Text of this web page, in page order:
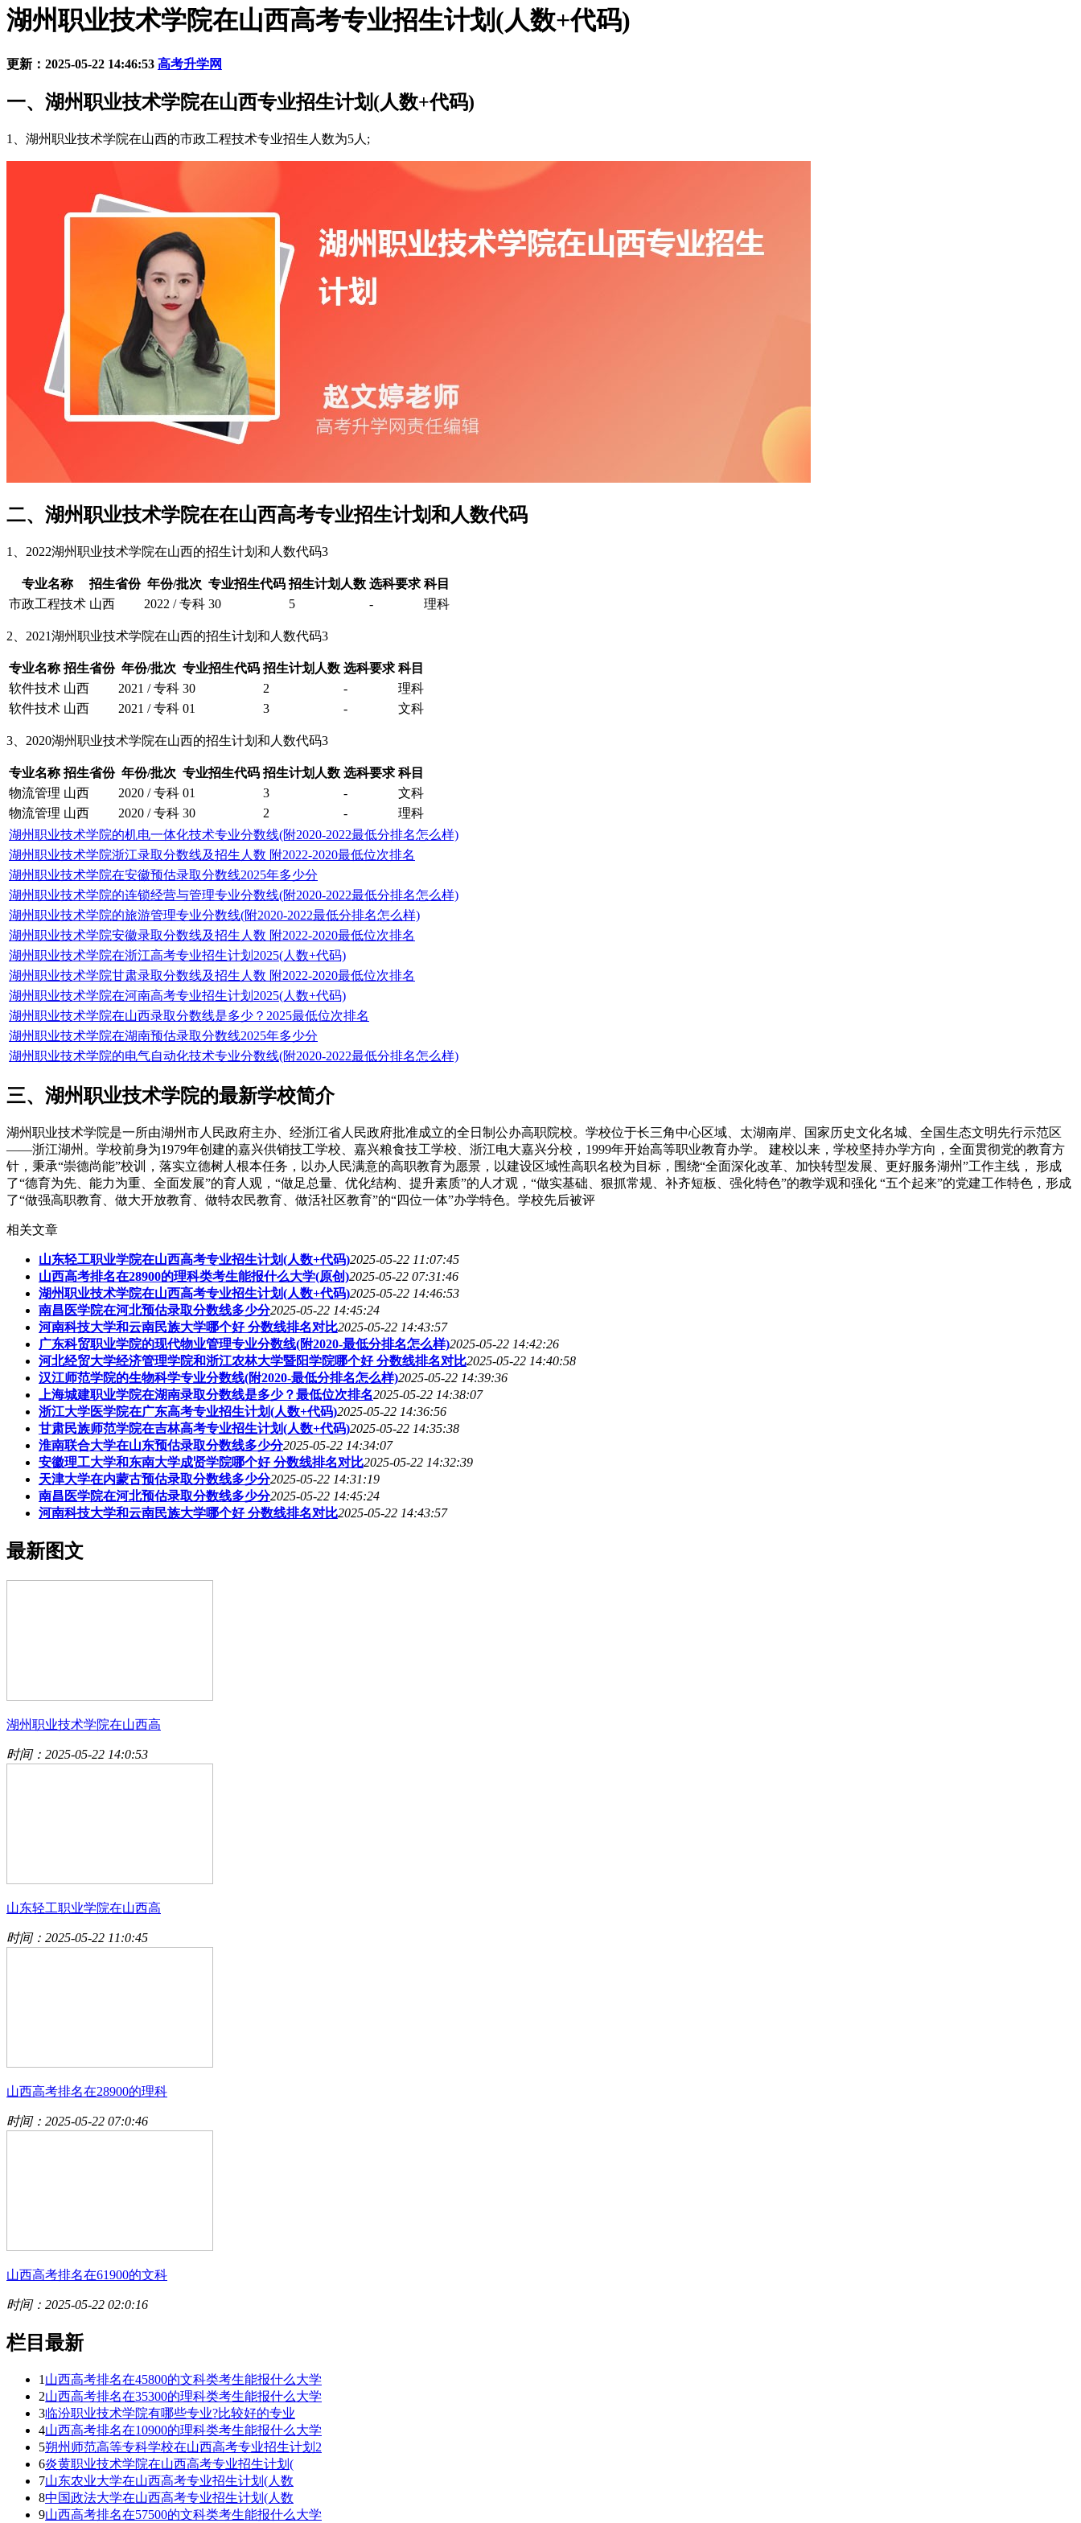
湖州职业技术学院在山西高考专业招生计划(人数+代码)
更新：2025-05-22 14:46:53 高考升学网
一、湖州职业技术学院在山西专业招生计划(人数+代码)
1、湖州职业技术学院在山西的市政工程技术专业招生人数为5人;
二、湖州职业技术学院在在山西高考专业招生计划和人数代码
1、2022湖州职业技术学院在山西的招生计划和人数代码3
专业名称 招生省份 年份/批次 专业招生代码 招生计划人数 选科要求 科目
市政工程技术 山西 2022 / 专科 30 5 - 理科
2、2021湖州职业技术学院在山西的招生计划和人数代码3
专业名称 招生省份 年份/批次 专业招生代码 招生计划人数 选科要求 科目
软件技术 山西 2021 / 专科 30 2 -
理科
软件技术 山西 2021 / 专科 01 3 - 文科
3、2020湖州职业技术学院在山西的招生计划和人数代码3
专业名称 招生省份 年份/批次 专业招生代码 招生计划人数 选科要求 科目
物流管理 山西 2020 / 专科 01 3 -
文科
物流管理 山西 2020 / 专科 30 2 -
理科
湖州职业技术学院的机电一体化技术专业分数线(附2020-2022最低分排名怎么样)
湖州职业技术学院浙江录取分数线及招生人数 附2022-2020最低位次排名
湖州职业技术学院在安徽预估录取分数线2025年多少分
湖州职业技术学院的连锁经营与管理专业分数线(附2020-2022最低分排名怎么样)
湖州职业技术学院的旅游管理专业分数线(附2020-2022最低分排名怎么样)
湖州职业技术学院安徽录取分数线及招生人数 附2022-2020最低位次排名
湖州职业技术学院在浙江高考专业招生计划2025(人数+代码)
湖州职业技术学院甘肃录取分数线及招生人数 附2022-2020最低位次排名
湖州职业技术学院在河南高考专业招生计划2025(人数+代码)
湖州职业技术学院在山西录取分数线是多少？2025最低位次排名
湖州职业技术学院在湖南预估录取分数线2025年多少分
湖州职业技术学院的电气自动化技术专业分数线(附2020-2022最低分排名怎么样)
三、湖州职业技术学院的最新学校简介
湖州职业技术学院是一所由湖州市人民政府主办、经浙江省人民政府批准成立的全日制公办高职院校。学校位于长三角中心区域、太湖南岸、国家历史文化名城、全国生态文明先行示范区
——浙江湖州。学校前身为1979年创建的嘉兴供销技工学校、嘉兴粮食技工学校、浙江电大嘉兴分校，1999年开始高等职业教育办学。 建校以来，学校坚持办学方向，全面贯彻党的教育方
针，秉承“崇德尚能”校训，落实立德树人根本任务，以办人民满意的高职教育为愿景，以建设区域性高职名校为目标，围绕“全面深化改革、加快转型发展、更好服务湖州”工作主线， 形成
了“德育为先、能力为重、全面发展”的育人观，“做足总量、优化结构、提升素质”的人才观，“做实基础、狠抓常规、补齐短板、强化特色”的教学观和强化 “五个起来”的党建工作特色，形成
了“做强高职教育、做大开放教育、做特农民教育、做活社区教育”的“四位一体”办学特色。学校先后被评
相关文章
山东轻工职业学院在山西高考专业招生计划(人数+代码)2025-05-22 11:07:45
山西高考排名在28900的理科类考生能报什么大学(原创)2025-05-22 07:31:46
湖州职业技术学院在山西高考专业招生计划(人数+代码)2025-05-22 14:46:53
南昌医学院在河北预估录取分数线多少分2025-05-22 14:45:24
河南科技大学和云南民族大学哪个好 分数线排名对比2025-05-22 14:43:57
广东科贸职业学院的现代物业管理专业分数线(附2020-最低分排名怎么样)2025-05-22 14:42:26
河北经贸大学经济管理学院和浙江农林大学暨阳学院哪个好 分数线排名对比2025-05-22 14:40:58
汉江师范学院的生物科学专业分数线(附2020-最低分排名怎么样)2025-05-22 14:39:36
上海城建职业学院在湖南录取分数线是多少？最低位次排名2025-05-22 14:38:07
浙江大学医学院在广东高考专业招生计划(人数+代码)2025-05-22 14:36:56
甘肃民族师范学院在吉林高考专业招生计划(人数+代码)2025-05-22 14:35:38
淮南联合大学在山东预估录取分数线多少分2025-05-22 14:34:07
安徽理工大学和东南大学成贤学院哪个好 分数线排名对比2025-05-22 14:32:39
天津大学在内蒙古预估录取分数线多少分2025-05-22 14:31:19
南昌医学院在河北预估录取分数线多少分2025-05-22 14:45:24
河南科技大学和云南民族大学哪个好 分数线排名对比2025-05-22 14:43:57
最新图文
湖州职业技术学院在山西高
时间：2025-05-22 14:0:53
山东轻工职业学院在山西高
时间：2025-05-22 11:0:45
山西高考排名在28900的理科
时间：2025-05-22 07:0:46
山西高考排名在61900的文科
时间：2025-05-22 02:0:16
栏目最新
1 山西高考排名在45800的文科类考生能报什么大学
2山西高考排名在35300的理科类考生能报什么大学
3临汾职业技术学院有哪些专业?比较好的专业
4山西高考排名在10900的理科类考生能报什么大学
5朔州师范高等专科学校在山西高考专业招生计划2
6炎黄职业技术学院在山西高考专业招生计划(
7山东农业大学在山西高考专业招生计划(人数
8中国政法大学在山西高考专业招生计划(人数
9山西高考排名在57500的文科类考生能报什么大学